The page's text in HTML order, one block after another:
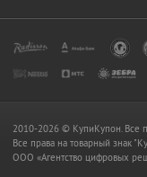
2010-2026 © КупиКупон. Все
Все права на товарный знак
OOO «Агентство цифровых